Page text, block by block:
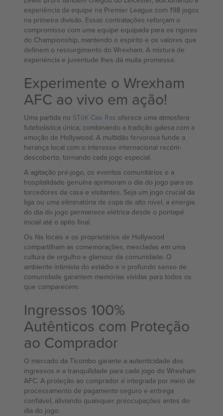
experiência da equipe na Premier League com 198 jogos
na primeira divisão. Essas contratações reforçam o
compromisso com uma equipe equipada para os rigores
do Championship, mantendo o espírito e os valores que
definem o ressurgimento do Wrexham. A mistura de
experiência e juventude lhes dá muita promessa.
Experimente o Wrexham
AFC ao vivo em ação!
Uma partida no STōK Cae Ras oferece uma atmosfera
futebolística única, combinando a tradição galesa com a
emoção de Hollywood. A multidão fervorosa funde a
herança local com o interesse internacional recém-
descoberto, tornando cada jogo especial.
A agitação pré-jogo, os eventos comunitários e a
hospitalidade genuína aprimoram o dia do jogo para os
torcedores da casa e visitantes. Seja um jogo crucial da
liga ou uma eliminatória de copa de alto nível, a energia
do dia do jogo permanece elétrica desde o pontapé
inicial até o apito final.
Os fãs locais e os proprietários de Hollywood
compartilham as comemorações, mescladas em uma
cultura de orgulho e glamour da comunidade. O
ambiente intimista do estádio e o profundo senso de
comunidade garantem memórias vívidas para todos os
que comparecem.
Ingressos 100%
Autênticos com Proteção
ao Comprador
O mercado da Ticombo garante a autenticidade dos
ingressos e a tranquilidade para cada jogo do Wrexham
AFC. A proteção ao comprador é integrada por meio de
processamento de pagamento seguro e entrega
confiável, aliviando quaisquer preocupações antes do
dia do jogo.